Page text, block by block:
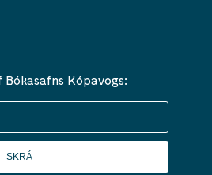
Kópavogs:
SKRÁ